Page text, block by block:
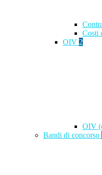
Costi
OIV 2
OIV
Bandi di concorso